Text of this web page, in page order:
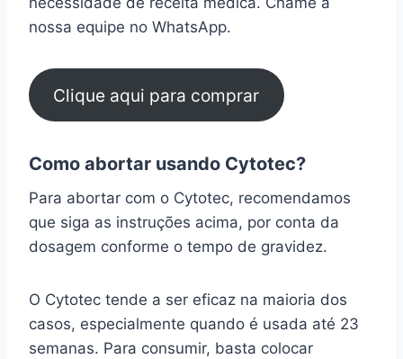
nossa equipe no WhatsApp.
Clique aqui para comprar
Como abortar usando Cytotec?
Para abortar com o Cytotec, recomendamos
que siga as instruções acima, por conta da
dosagem conforme o tempo de gravidez.
O Cytotec tende a ser eficaz na maioria dos
casos, especialmente quando é usada até 23
semanas. Para consumir, basta colocar